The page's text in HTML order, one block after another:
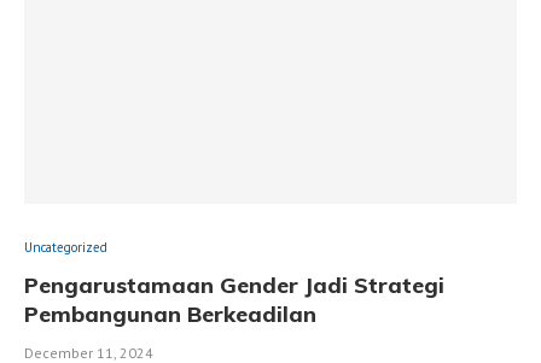
Uncategorized
Pengarustamaan Gender Jadi Strategi
Pembangunan Berkeadilan
December 11, 2024